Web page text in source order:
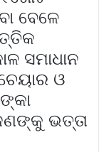
ବେଳେ
ସମାଧାନ
ଓ
ଭତ୍ତା